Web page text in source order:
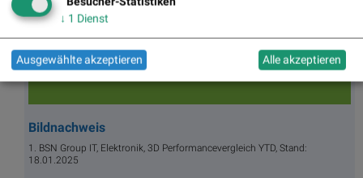
Repo
rting
Days
Bildnachweis
1. BSN Group IT, Elektronik, 3D Performancevergleich YTD, Stand:
18.01.2025
↓ 1 Dienst
Ausgewählte akzeptieren Alle akzeptieren